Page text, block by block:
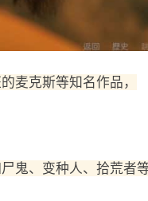
麦克斯等知名作品，
鬼、变种人、拾荒者等